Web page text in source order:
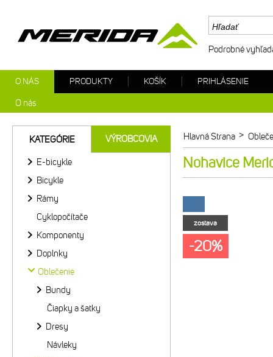
Hlavná Strana >
Nohavice
zostava
-20%
KATEGÓRIE VÝROBCOVIA
E-bicykle
Bicykle
Rámy
Cyklopočítače
Komponenty
Doplnky
Oblečenie
Bundy
Čiapky a šatky
Dresy
Návleky
Podrobné
O NÁS
O nás
PRODUKTY KOŠÍK PRIHLÁSENIE